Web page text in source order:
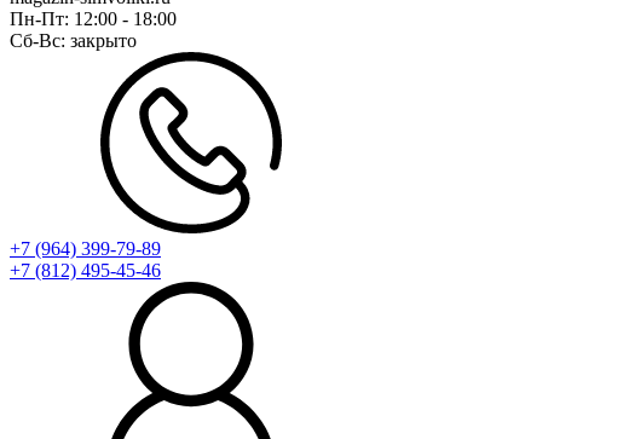
Пн-Пт: 12:00 - 18:00
Сб-Вс: закрыто
+7 (964) 399-79-89
+7 (812) 495-45-46